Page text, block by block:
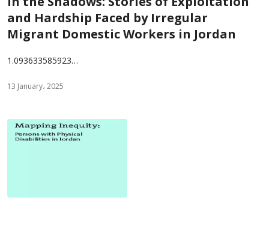
and Hardship Faced by Irregular
Migrant Domestic Workers in Jordan
1.093633585923…
13 January، 2025